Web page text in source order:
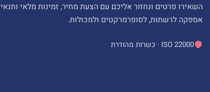
השאירו פרטים ונחזור אליכם עם הצעת מחיר, זמינות מלאי ותנאי
אספקה לרשתות, לסופרמרקטים ולמכולות.
ISO 22000 · כשרות מהודרת